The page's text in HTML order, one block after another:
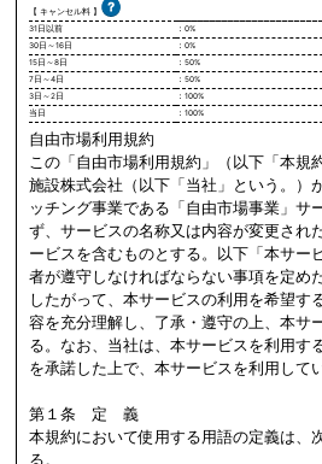
【 キャンセル料 】
31日以前
：0%
30日～16日
：0%
15日～8日
：50%
7日～4日
：50%
3日～2日
：100%
当日
：100%
自由市場利用規約
この「自由市場利用規約」（以下「本規
施設株式会社（以下「当社」という。）
ッチング事業である「自由市場事業」サ
ず、サービスの名称又は内容が変更され
ービスを含むものとする。以下「本サー
者が遵守しなければならない事項を定め
したがって、本サービスの利用を希望す
容を充分理解し、了承・遵守の上、本サ
る。なお、当社は、本サービスを利用す
を承諾した上で、本サービスを利用して
第１条 定 義
本規約において使用する用語の定義は、
る。